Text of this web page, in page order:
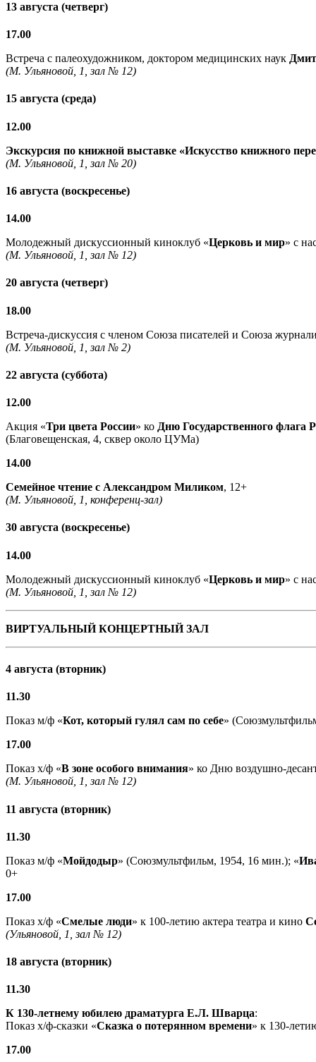
13 августа (четверг)
17.00
Встреча с палеохудожником, доктором медицинских наук
(М. Ульяновой, 1, зал № 12)
15 августа (среда)
12.00
Экскурсия по книжной выставке «Искусство книжного
(М. Ульяновой, 1, зал № 20)
16 августа (воскресенье)
14.00
Молодежный дискуссионный киноклуб «Церковь и мир» с
(М. Ульяновой, 1, зал № 12)
20 августа (четверг)
18.00
Встреча-дискуссия с членом Союза писателей и Союза
(М. Ульяновой, 1, зал № 2)
22 августа (суббота)
12.00
Акция «Три цвета России» ко Дню Государственного флага
(Благовещенская, 4, сквер около ЦУМа)
14.00
Семейное чтение с Александром Миликом, 12+
(М. Ульяновой, 1, конференц-зал)
30 августа (воскресенье)
14.00
Молодежный дискуссионный киноклуб «Церковь и мир» с
(М. Ульяновой, 1, зал № 12)
ВИРТУАЛЬНЫЙ КОНЦЕРТНЫЙ ЗАЛ
4 августа (вторник)
11.30
Показ м/ф «Кот, который гулял сам по себе»
17.00
Показ х/ф «В зоне особого внимания» ко Дню воздушно-
(М. Ульяновой, 1, зал № 12)
11 августа (вторник)
11.30
Показ м/ф «Мойдодыр» (Союзмультфильм, 1954, 16 мин.); «
0+
17.00
Показ х/ф «Смелые люди» к 100-летию актера театра и кино
(Ульяновой, 1, зал № 12)
18 августа (вторник)
11.30
К 130-летнему юбилею драматурга Е.Л. Шварца:
Показ х/ф-сказки «Сказка о потерянном времени» к 130-
17.00